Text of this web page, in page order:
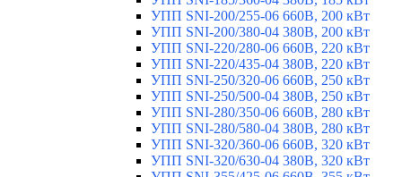
УПП SNI-200/255-06 660В, 200 кВт
УПП SNI-200/380-04 380В, 200 кВт
УПП SNI-220/280-06 660В, 220 кВт
УПП SNI-220/435-04 380В, 220 кВт
УПП SNI-250/320-06 660В, 250 кВт
УПП SNI-250/500-04 380В, 250 кВт
УПП SNI-280/350-06 660В, 280 кВт
УПП SNI-280/580-04 380В, 280 кВт
УПП SNI-320/360-06 660В, 320 кВт
УПП SNI-320/630-04 380В, 320 кВт